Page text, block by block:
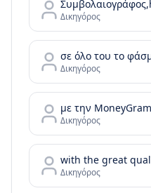
Δικηγόρος
Δικηγόρος
με την
Δικηγόρος
Δικηγόρος